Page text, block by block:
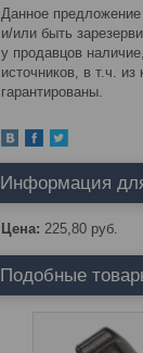
Данное
и/или быть
у продавцов
источников, в т.ч.
гарантированы.
Информация
Цена: 225,80 руб.
Подобные